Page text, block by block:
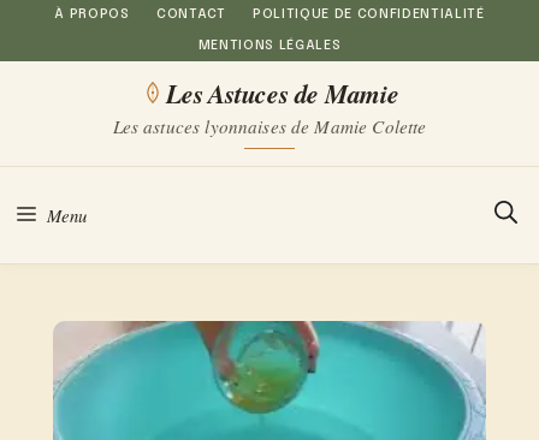
Aller
au
À PROPOS CONTACT POLITIQUE DE CONFIDENTIALITÉ
MENTIONS LÉGALES
Les Astuces de Mamie
Les astuces lyonnaises de Mamie Colette
Menu